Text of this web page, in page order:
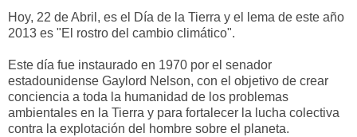
Hoy, 22 de Abril, es el Día de la Tierra y el lema de este año
2013 es "El rostro del cambio climático".
Este día fue instaurado en 1970 por el senador
estadounidense Gaylord Nelson, con el objetivo de crear
conciencia a toda la humanidad de los problemas
ambientales en la Tierra y para fortalecer la lucha colectiva
contra la explotación del hombre sobre el planeta.